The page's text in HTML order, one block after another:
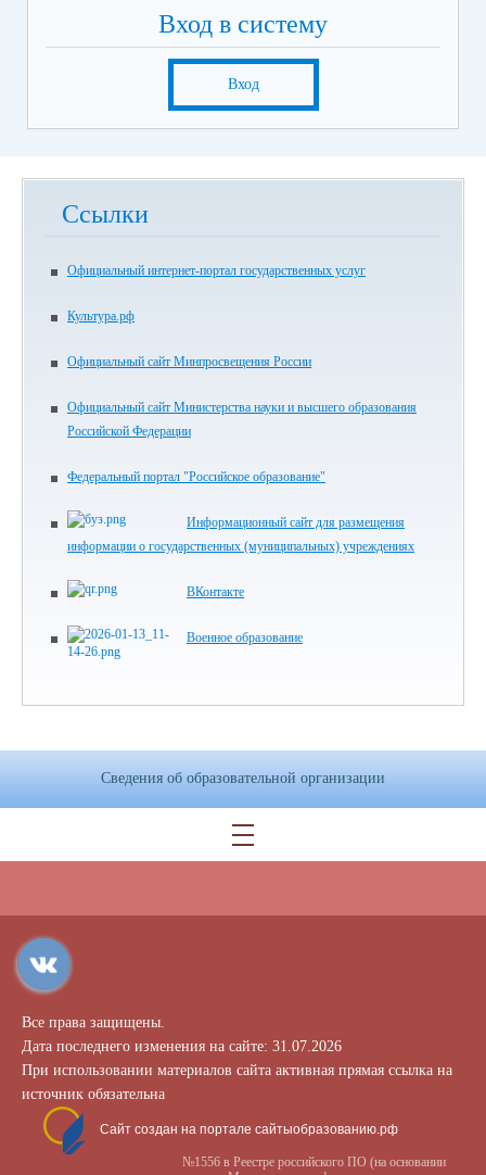
Вход в систему
Вход
Ссылки
Официальный интернет-портал государственных услуг
Культура.рф
Официальный сайт Минпросвещения России
Официальный сайт Министерства науки и высшего образования
Российской Федерации
Федеральный портал "Российское образование"
Информационный сайт для размещения
информации о государственных (муниципальных) учреждениях
ВКонтакте
Военное образование
Сведения об образовательной организации
Все права защищены.
Дата последнего изменения на сайте: 31.07.2026
При использовании материалов сайта активная прямая ссылка на
источник обязательна
Сайт создан на портале сайтыобразованию.рф
№1556 в Реестре российского ПО (на основании